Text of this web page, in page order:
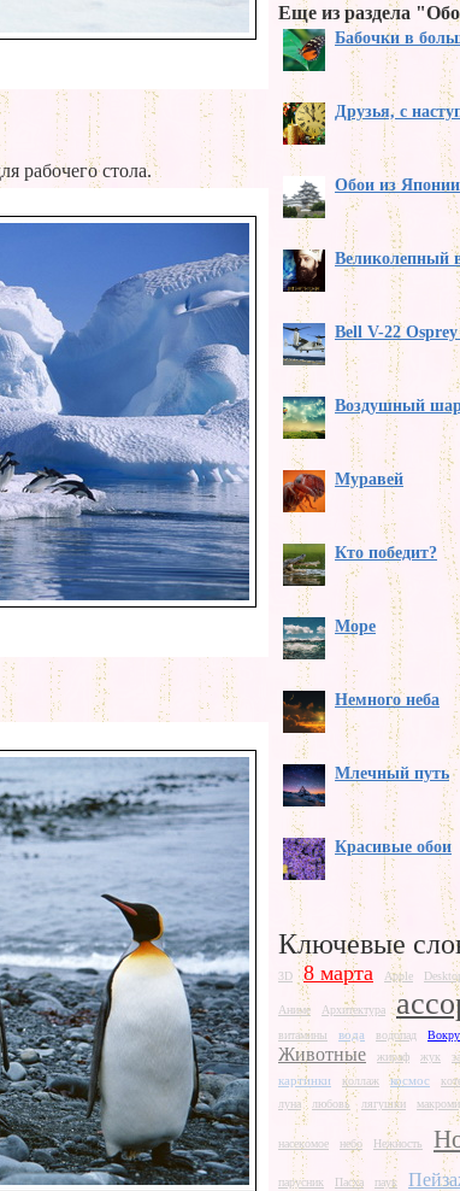
рабочего стола.
Еще из раздела
Бабочки в
Друзья, с
Обои из Японии
Великолепный
Bell V-22
Воздушный
Муравей
Кто победит?
Море
Немного неба
Млечный путь
Красивые обои
Ключевые
3D 8 марта Apple
Аниме Архитектура
витамины вода водопад
Животные жираф жук
картинки коллаж космос
луна
любовь лягушки
насекомое небо Нежность
парусник Пасха паук